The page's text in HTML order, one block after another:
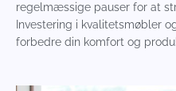
regelmæssige pauser for at
Investering i kvalitetsmøbler
forbedre din komfort og